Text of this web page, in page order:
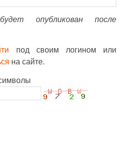
опубликован после
под своим логином или
на сайте.